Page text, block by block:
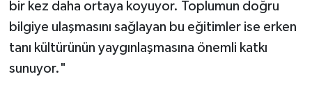
bir kez daha ortaya koyuyor. Toplumun doğru
bilgiye ulaşmasını sağlayan bu eğitimler ise erken
tanı kültürünün yaygınlaşmasına önemli katkı
sunuyor."